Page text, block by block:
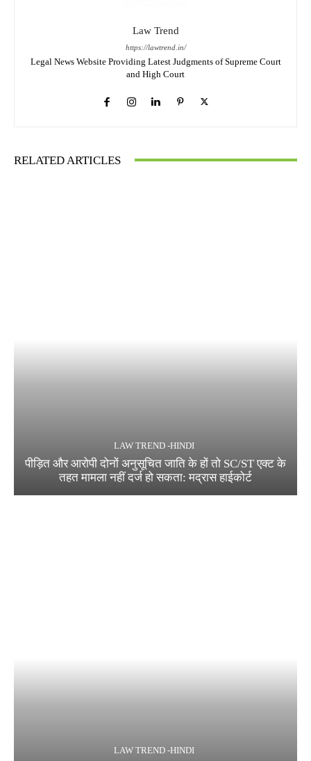
Law Trend
https://lawtrend.in/
Legal News Website Providing Latest Judgments of Supreme Court
and High Court
RELATED ARTICLES
LAW TREND -HINDI
पीड़ित और आरोपी दोनों अनुसूचित जाति के हों तो SC/ST एक्ट के
तहत मामला नहीं दर्ज हो सकता: मद्रास हाईकोर्ट
LAW TREND -HINDI